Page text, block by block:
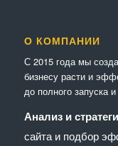
О КОМПАНИИ
С 2015 года мы
бизнесу расти и
до полного запуска
Анализ и
сайта и подбор